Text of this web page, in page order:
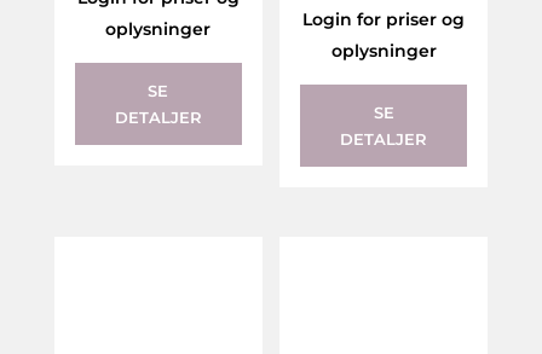
oplysninger
SE
DETALJER
Login for priser og
oplysninger
SE
DETALJER